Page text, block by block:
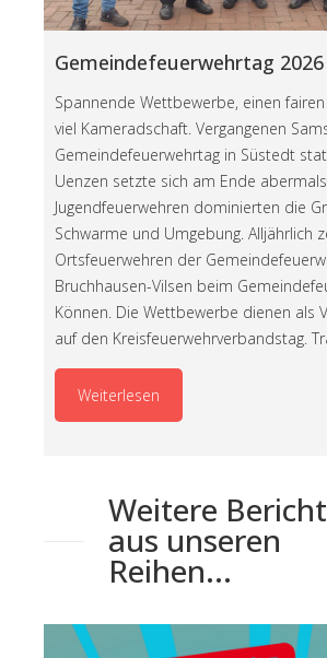
Gemeindefeuerwehrtag 2026
Spannende Wettbewerbe, einen
viel Kameradschaft. Vergangenen
Gemeindefeuerwehrtag in Süstedt
Uenzen setzte sich am Ende
Jugendfeuerwehren dominierten die
Schwarme und Umgebung. Alljährlich
Ortsfeuerwehren der
Bruchhausen-Vilsen beim
Können. Die Wettbewerbe dienen als
auf den Kreisfeuerwehrverbandstag.
Weiterlesen
Weitere
aus unseren
Reihen...